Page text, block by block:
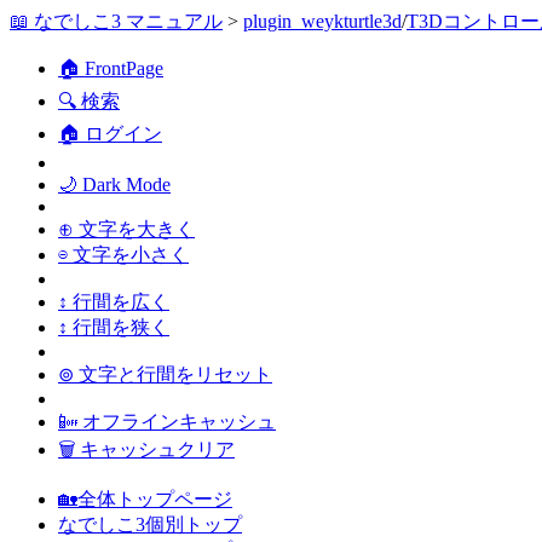
📖 なでしこ3 マニュアル > plugin_weykturtle3d/T3Dコントロ
🏠 FrontPage
🔍 検索
🏠 ログイン
🌙 Dark Mode
⊕ 文字を大きく
⊖ 文字を小さく
↕ 行間を広く
↕ 行間を狭く
⊚ 文字と行間をリセット
📴 オフラインキャッシュ
🗑 キャッシュクリア
🏡全体トップページ
なでしこ3個別トップ